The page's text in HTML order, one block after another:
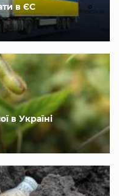
в ЄС
в Україні